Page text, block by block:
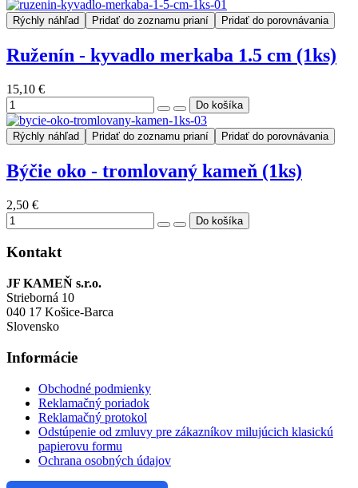
Rýchly náhľad Pridať do zoznamu prianí Pridať do porovnávania
Ruženín - kyvadlo merkaba 1.5 cm (1ks)
15,10 €
Rýchly náhľad Pridať do zoznamu prianí Pridať do porovnávania
Býčie oko - tromlovaný kameň (1ks)
2,50 €
Kontakt
JF KAMEŇ s.r.o.
Strieborná 10
040 17 Košice-Barca
Slovensko
Informácie
Obchodné podmienky
Reklamačný poriadok
Reklamačný protokol
Odstúpenie od zmluvy pre zákazníkov milujúcich klasickú
papierovu formu
Ochrana osobných údajov